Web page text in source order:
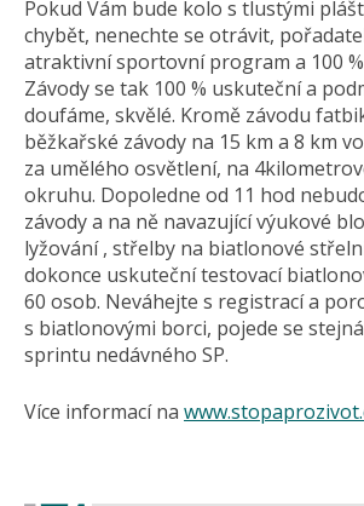
Pokud Vám bude kolo s tlustými
chybět, nenechte se otrávit,
atraktivní sportovní program a 100
Závody se tak 100 % uskuteční a
doufáme, skvělé. Kromě závodu
běžkařské závody na 15 km a 8 km
za umělého osvětlení, na
okruhu. Dopoledne od 11 hod
závody a na ně navazující výukové
lyžování , střelby na biatlonové
dokonce uskuteční testovací
60 osob. Neváhejte s registrací a
s biatlonovými borci, pojede se
sprintu nedávného SP.
Více informací na